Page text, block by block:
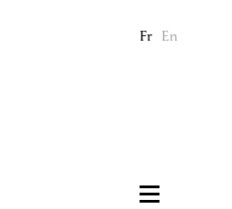
Fr En